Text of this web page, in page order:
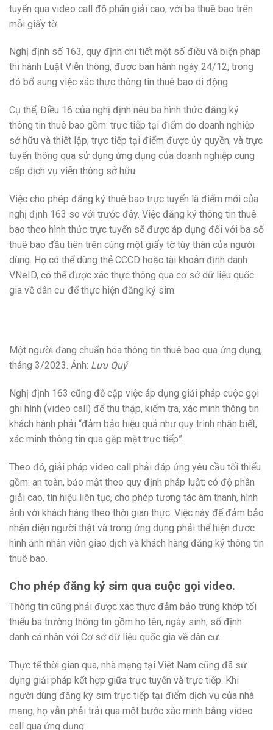
tuyến qua video call độ phân giải cao, với ba thuê bao trên
mỗi giấy tờ.
Nghị định số 163, quy định chi tiết một số điều và biện pháp
thi hành Luật Viễn thông, được ban hành ngày 24/12, trong
đó bổ sung việc xác thực thông tin thuê bao di động.
Cụ thể, Điều 16 của nghị định nêu ba hình thức đăng ký
thông tin thuê bao gồm: trực tiếp tại điểm do doanh nghiệp
sở hữu và thiết lập; trực tiếp tại điểm được ủy quyền; và trực
tuyến thông qua sử dụng ứng dụng của doanh nghiệp cung
cấp dịch vụ viễn thông sở hữu.
Việc cho phép đăng ký thuê bao trực tuyến là điểm mới của
nghị định 163 so với trước đây. Việc đăng ký thông tin thuê
bao theo hình thức trực tuyến sẽ được áp dụng đối với ba số
thuê bao đầu tiên trên cùng một giấy tờ tùy thân của người
dùng. Họ có thể dùng thẻ CCCD hoặc tài khoản định danh
VNeID, có thể được xác thực thông qua cơ sở dữ liệu quốc
gia về dân cư để thực hiện đăng ký sim.
Một người đang chuẩn hóa thông tin thuê bao qua ứng dụng,
tháng 3/2023. Ảnh: Lưu Quý
Nghị định 163 cũng đề cập việc áp dụng giải pháp cuộc gọi
ghi hình (video call) để thu thập, kiểm tra, xác minh thông tin
khách hành phải “đảm bảo hiệu quả như quy trình nhận biết,
xác minh thông tin qua gặp mặt trực tiếp”.
Theo đó, giải pháp video call phải đáp ứng yêu cầu tối thiểu
gồm: an toàn, bảo mật theo quy định pháp luật; có độ phân
giải cao, tín hiệu liên tục, cho phép tương tác âm thanh, hình
ảnh với khách hàng theo thời gian thực. Việc này để đảm bảo
nhận diện người thật và trong ứng dụng phải thể hiện được
hình ảnh nhân viên giao dịch và khách hàng đăng ký thông tin
thuê bao.
Cho phép đăng ký sim qua cuộc gọi video.
Thông tin cũng phải được xác thực đảm bảo trùng khớp tối
thiểu ba trường thông tin gồm họ tên, ngày sinh, số định
danh cá nhân với Cơ sở dữ liệu quốc gia về dân cư.
Thực tế thời gian qua, nhà mạng tại Việt Nam cũng đã sử
dụng giải pháp kết hợp giữa trực tuyến và trực tiếp. Khi
người dùng đăng ký sim trực tiếp tại điểm dịch vụ của nhà
mạng, họ vẫn phải trải qua một bước xác minh bằng video
call qua ứng dụng.